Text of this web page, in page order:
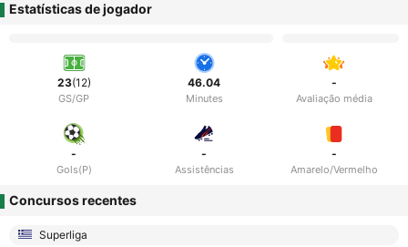
Estatísticas de jogador
23(12)
GS/GP
46.04
Minutes
-
Avaliação média
-
Gols(P)
-
Assistências
-
Amarelo/Vermelho
Concursos recentes
Superliga